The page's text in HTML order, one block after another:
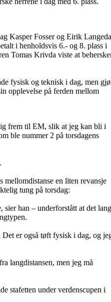
Kasper Fosser og Eirik
i henholdsvis 6.- og 8. plass i
Tomas Krivda viste at
fysisk og teknisk i dag, men
opplevelse på ferden mellom
frem til EM, slik at jeg kan bli i
ble nummer 2 på torsdagens
en liten revansje
tung på torsdag:
sier han – underforstått at det
er også tøft fysisk i dag, og
langdistansen, men jeg må
stafetten under verdenscupen i